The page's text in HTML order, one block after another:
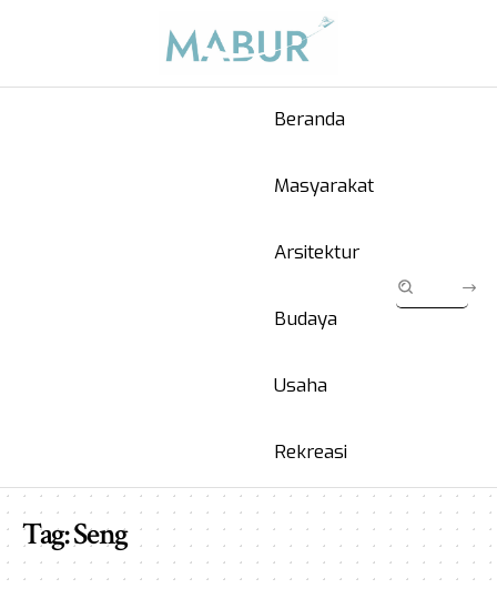
Beranda
Masyarakat
Arsitektur
Budaya
Usaha
Rekreasi
Tag:Seng